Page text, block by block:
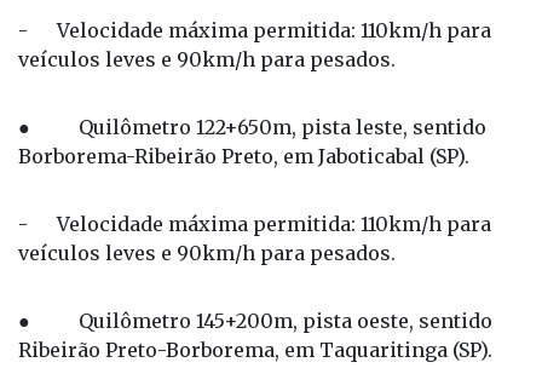
- Velocidade máxima permitida: 110km/h para
veículos leves e 90km/h para pesados.
● Quilômetro 122+650m, pista leste, sentido
Borborema-Ribeirão Preto, em Jaboticabal (SP).
- Velocidade máxima permitida: 110km/h para
veículos leves e 90km/h para pesados.
● Quilômetro 145+200m, pista oeste, sentido
Ribeirão Preto-Borborema, em Taquaritinga (SP).